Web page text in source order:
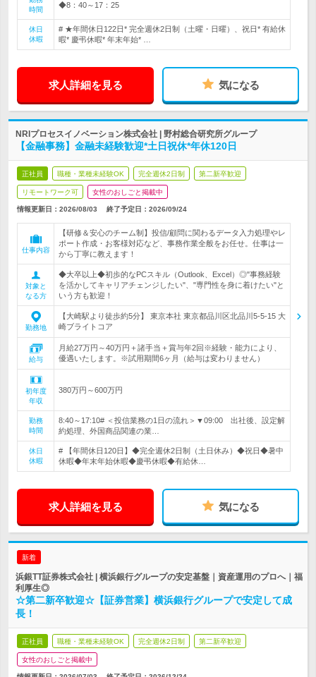
時間
◆8：40～17：25
休日
休暇
# ★年間休日122日* 完全週休2日制（土曜・日曜）、祝日* 有給休
暇* 慶弔休暇* 年末年始* …
求人詳細を見る 気になる
NRIプロセスイノベーション株式会社 | 野村総合研究所グループ
【金融事務】金融未経験歓迎*土日祝休*年休120日
正社員 職種・業種未経験OK 完全週休2日制 第二新卒歓迎
リモートワーク可 女性のおしごと掲載中
情報更新日：2026/08/03 終了予定日： 2026/09/24
仕事内容
【研修＆安心のチーム制】投信/顧問に関わるデータ入力処理やレ
ポート作成・お客様対応など、事務作業全般をお任せ。仕事は一
から丁寧に教えます！
対象と
なる方
◆大卒以上◆初歩的なPCスキル（Outlook、Excel）◎"事務経験
を活かしてキャリアチェンジしたい"、"専門性を身に着けたい"と
いう方も歓迎！
勤務地
【大崎駅より徒歩約5分】 東京本社 東京都品川区北品川5-5-15 大
崎ブライトコア
給与
月給27万円～40万円＋諸手当＋賞与年2回※経験・能力により、
優遇いたします。※試用期間6ヶ月（給与は変わりません）
初年度
年収
380万円～600万円
勤務
時間
8:40～17:10# ＜投信業務の1日の流れ＞▼09:00 出社後、設定解
約処理、外国商品関連の業…
休日
休暇
# 【年間休日120日】◆完全週休2日制（土日休み）◆祝日◆暑中
休暇◆年末年始休暇◆慶弔休暇◆有給休…
求人詳細を見る 気になる
新着
浜銀TT証券株式会社 | 横浜銀行グループの安定基盤｜資産運用のプロへ｜福
利厚生◎
☆第二新卒歓迎☆【証券営業】横浜銀行グループで安定して成
長！
正社員 職種・業種未経験OK 完全週休2日制 第二新卒歓迎
女性のおしごと掲載中